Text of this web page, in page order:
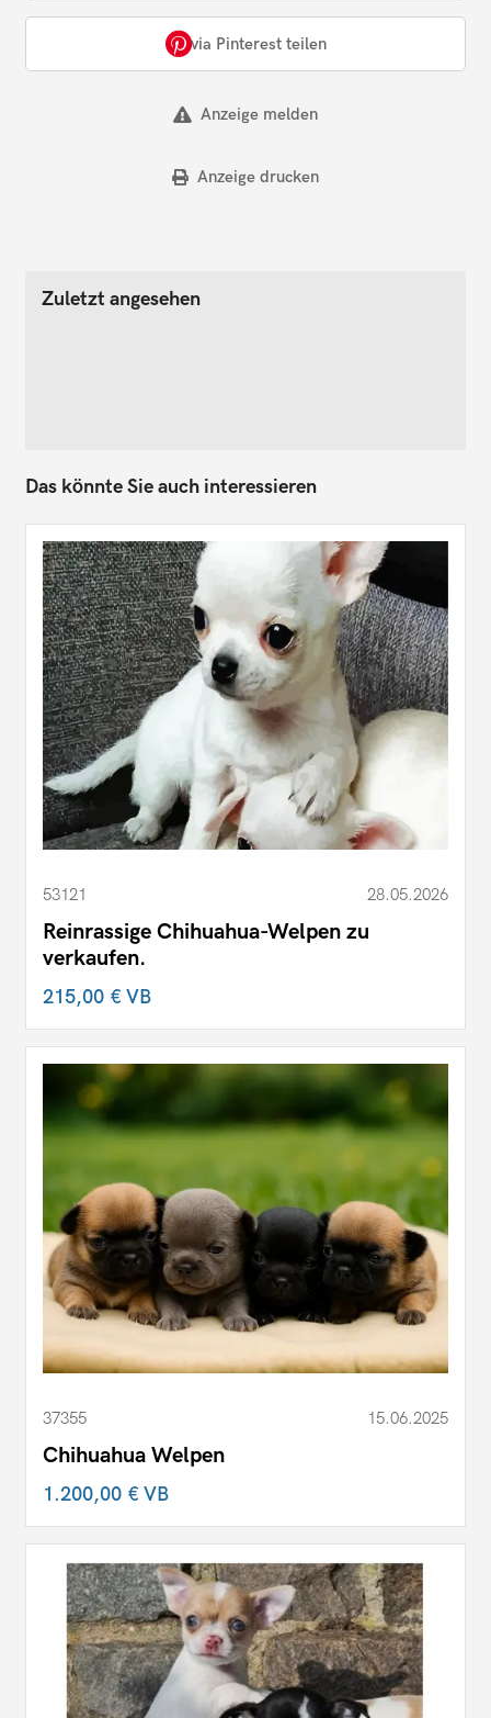
via Pinterest teilen
Anzeige melden
Anzeige drucken
Zuletzt angesehen
Das könnte Sie auch interessieren
53121 28.05.2026
Reinrassige Chihuahua-Welpen zu
verkaufen.
215,00 €VB
37355 15.06.2025
Chihuahua Welpen
1.200,00 €VB